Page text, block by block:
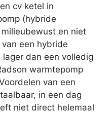
cv ketel in
(hybride
en niet
een hybride
dan een volledig
warmtepomp
van een
in een dag
niet direct helemaal